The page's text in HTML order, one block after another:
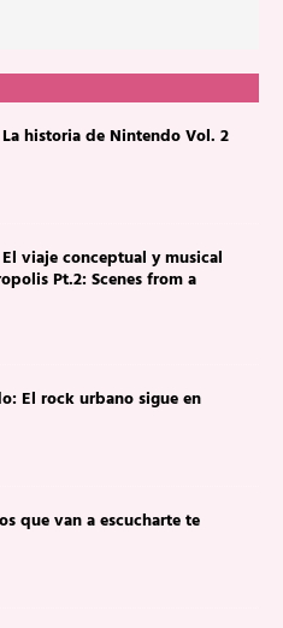
historia de Nintendo Vol. 2
viaje conceptual y musical
Pt.2: Scenes from a
El rock urbano sigue en
que van a escucharte te